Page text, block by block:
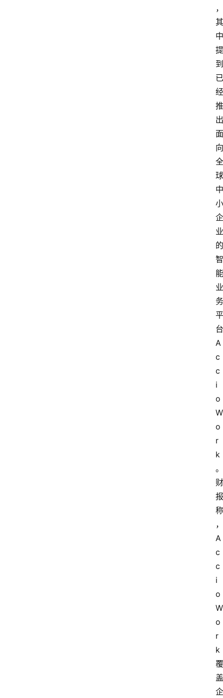
，
其
中
提
到
已
经
推
出
面
向
全
球
中
小
企
业
的
智
能
业
务
平
台
A
c
c
i
o
W
o
r
k
。
财
报
称
，
A
c
c
i
o
W
o
r
k
覆
盖
企